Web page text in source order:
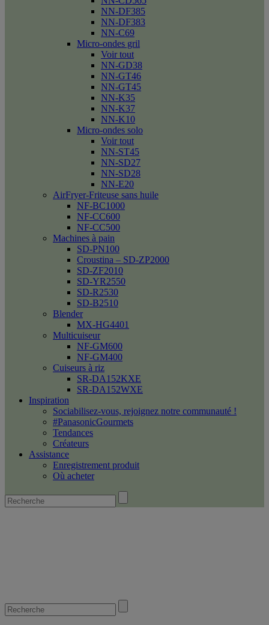
NN-DF385
NN-DF383
NN-C69
Micro-ondes gril
Voir tout
NN-GD38
NN-GT46
NN-GT45
NN-K35
NN-K37
NN-K10
Micro-ondes solo
Voir tout
NN-ST45
NN-SD27
NN-SD28
NN-E20
AirFryer-Friteuse sans huile
NF-BC1000
NF-CC600
NF-CC500
Machines à pain
SD-PN100
Croustina – SD-ZP2000
SD-ZF2010
SD-YR2550
SD-R2530
SD-B2510
Blender
MX-HG4401
Multicuiseur
NF-GM600
NF-GM400
Cuiseurs à riz
SR-DA152KXE
SR-DA152WXE
Inspiration
Sociabilisez-vous, rejoignez notre communauté !
#PanasonicGourmets
Tendances
Créateurs
Assistance
Enregistrement produit
Où acheter